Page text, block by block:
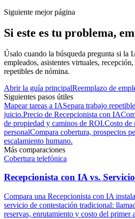
Siguiente mejor página
Si este es tu problema,
Úsalo cuando la búsqueda pregunta si la
empleados, asistentes virtuales,
repetibles de nómina.
Abrir la guía principalReemplazo de
Siguientes pasos útiles
Mapear tareas a IASepara trabajo
juicio.Precio de Recepcionista con IA
de propiedad y caminos de ROI.Costo de
personalCompara cobertura, prospectos
escalamiento humano.
Más comparaciones
Cobertura telefónica
Recepcionista con IA vs.
Compara una Recepcionista con IA
servicio de contestación tradicional:
reservas, enrutamiento y costo del primer